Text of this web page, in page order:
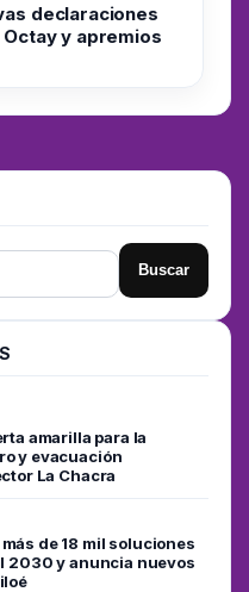
declaraciones
y apremios
Buscar
amarilla para la
y evacuación
La Chacra
de 18 mil soluciones
2030 y anuncia nuevos